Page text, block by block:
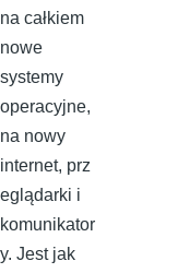
na całkiem
nowe
systemy
operacyjne,
na nowy
internet, prz
eglądarki i
komunikator
y. Jest jak